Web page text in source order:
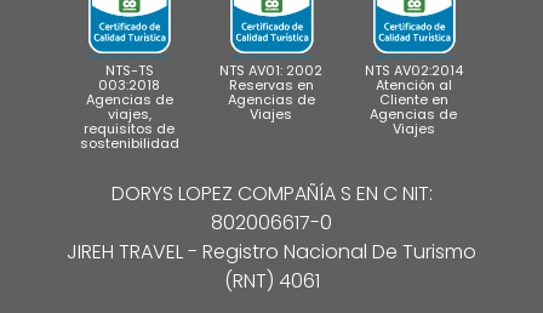
NTS-TS
003:2018
Agencias de
viajes,
requisitos de
sostenibilidad
NTS AV01: 2002
Reservas en
Agencias de
Viajes
NTS AV02:2014
Atención al
Cliente en
Agencias de
Viajes
DORYS LOPEZ COMPAÑÍA S EN C NIT:
802006617-0
JIREH TRAVEL - Registro Nacional De Turismo
(RNT) 4061